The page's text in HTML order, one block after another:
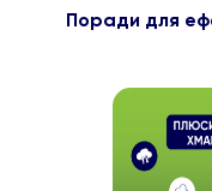
Поради для